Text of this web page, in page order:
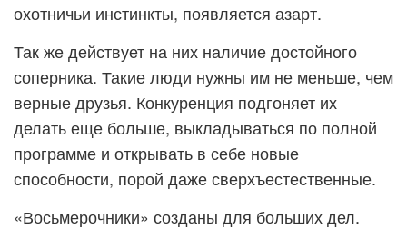
охотничьи инстинкты, появляется азарт.
Так же действует на них наличие достойного
соперника. Такие люди нужны им не меньше, чем
верные друзья. Конкуренция подгоняет их
делать еще больше, выкладываться по полной
программе и открывать в себе новые
способности, порой даже сверхъестественные.
«Восьмерочники» созданы для больших дел.